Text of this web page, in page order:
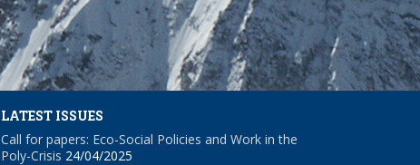
LATEST ISSUES
Call for papers: Eco-Social Policies and Work in the
Poly-Crisis 24/04/2025